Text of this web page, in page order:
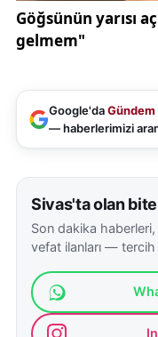
Google'da
— haberlerimizi
Sivas'ta olan
Son dakika
vefat ilanları — tercih